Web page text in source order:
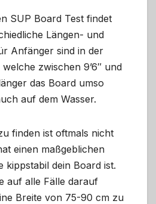
SUP Board Test findet
Längen- und
Anfänger sind in der
zwischen 9’6″ und
das Board umso
auf dem Wasser.
finden ist oftmals nicht
einen maßgeblichen
kippstabil dein Board ist.
auf alle Fälle darauf
Breite von 75-90 cm zu